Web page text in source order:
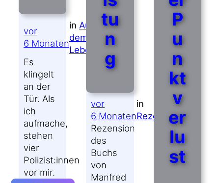
vor
6 Monaten
in Aus
dem
Leben
Es
klingelt
an der
Tür. Als
ich
aufmache,
stehen
vier
Polizist:innen
vor mir.
tu
n
g
vor
6 Monaten
in
Rezension
Rezension
des
Buchs
von
Manfred
P
u
n
kt
v
er
lu
st